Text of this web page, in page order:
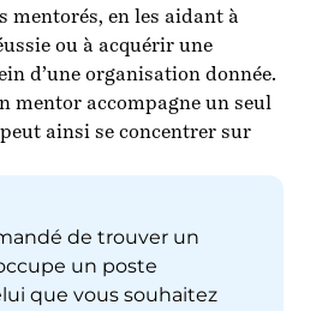
mentorés, en les aidant à
ou à acquérir une
d’une organisation donnée.
mentor accompagne un seul
ainsi se concentrer sur
de trouver un
un poste
que vous souhaitez